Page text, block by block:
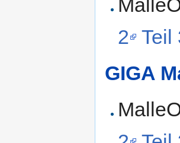
2 Teil
GIGA